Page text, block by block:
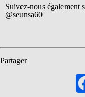
Suivez-nous également
@seunsa60
Partager